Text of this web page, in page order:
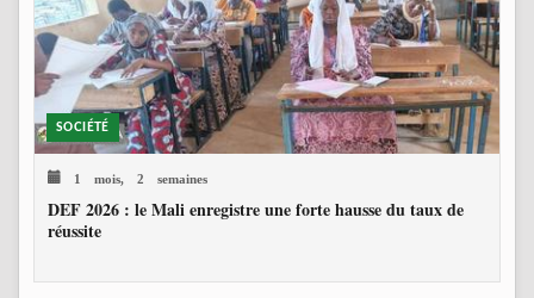
SOCIÉTÉ
1 mois, 2 semaines
DEF 2026 : le Mali enregistre une forte hausse du taux de
réussite